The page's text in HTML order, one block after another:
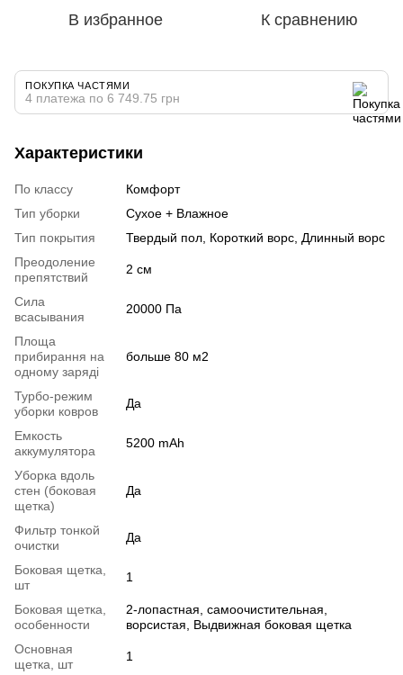
В избранное К сравнению
ПОКУПКА ЧАСТЯМИ
4 платежа по 6 749.75 грн
Характеристики
По классу
Комфорт
Тип уборки
Сухое + Влажное
Тип покрытия
Твердый пол, Короткий ворс, Длинный ворс
Преодоление
препятствий
2 см
Сила
всасывания
20000 Па
Площа
прибирання на
одному заряді
больше 80 м2
Турбо-режим
уборки ковров
Да
Емкость
аккумулятора
5200 mAh
Уборка вдоль
стен (боковая
щетка)
Да
Фильтр тонкой
очистки
Да
Боковая щетка,
шт
1
Боковая щетка,
особенности
2-лопастная, самоочистительная,
ворсистая, Выдвижная боковая щетка
Основная
щетка, шт
1